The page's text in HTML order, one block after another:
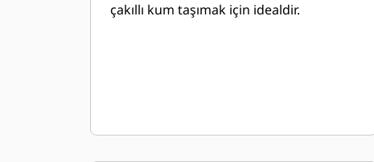
çakıllı kum taşımak için idealdir.